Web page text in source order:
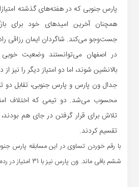
پارس جنوبی که در هفته‌های گذشته
همچنان آخرین امیدهای خود برای
جست‌و‌جو می‌کند. شاگردان ایمان رزاقی
در اصفهان می‌توانستند وضعیت
بالانشین شوند، اما دو امتیاز دیگر را نیز
جدال ون پارس و پارس جنوبی، تقابل دو
محسوب می‌شد. دو تیمی که اختلاف
تلاش برای قرار گرفتن در جای هم بودند،
تقسیم کردند.
ششم باقی ماند. ون پارس نیز با 31 امتیاز در رده هفتم قرار گرفته است.